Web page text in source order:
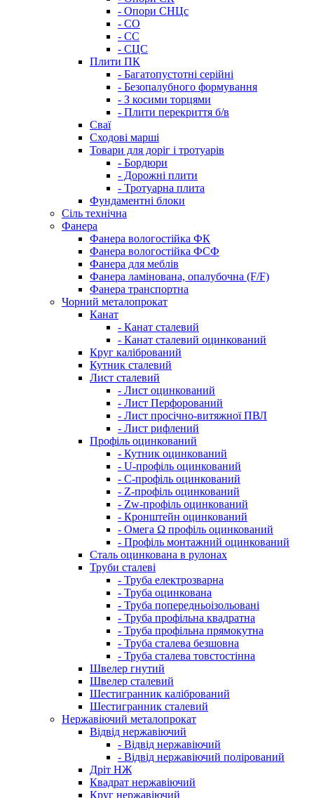
- Опори СНЦс
- СО
- СС
- СЦС
Плити ПК
- Багатопустотні серійні
- Безопалубного формування
- З косими торцями
- Плити перекриття б/в
Сваї
Сходові марші
Товари для доріг і тротуарів
- Бордюри
- Дорожні плити
- Тротуарна плита
Фундаментні блоки
Сіль технічна
Фанера
Фанера вологостійка ФК
Фанера вологостійка ФСФ
Фанера для меблів
Фанера ламінована, опалубочна (F/F)
Фанера транспортна
Чорний металопрокат
Канат
- Канат сталевий
- Канат сталевий оцинкований
Круг калібрований
Кутник сталевий
Лист сталевий
- Лист оцинкований
- Лист Перфорований
- Лист просічно-витяжної ПВЛ
- Лист рифлений
Профіль оцинкований
- Кутник оцинкований
- U-профіль оцинкований
- С-профіль оцинкований
- Z-профіль оцинкований
- Zw-профіль оцинкований
- Кронштейн оцинкований
- Омега Ω профіль оцинкований
- Профіль монтажний оцинкований
Сталь оцинкована в рулонах
Труби сталеві
- Труба електрозварна
- Труба оцинкована
- Труба попередньоізольовані
- Труба профільна квадратна
- Труба профільна прямокутна
- Труба сталева безшовна
- Труба сталева товстостінна
Швелер гнутий
Швелер сталевий
Шестигранник калібрований
Шестигранник сталевий
Нержавіючий металопрокат
Відвід нержавіючий
- Відвід нержавіючий
- Відвід нержавіючий полірований
Дріт НЖ
Квадрат нержавіючий
Круг нержавіючий